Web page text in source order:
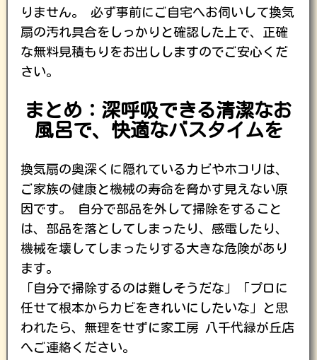
りません。 必ず事前にご自宅へお伺いして換気
扇の汚れ具合をしっかりと確認した上で、正確
な無料見積もりをお出ししますのでご安心くだ
さい。
まとめ：深呼吸できる清潔なお
風呂で、快適なバスタイムを
換気扇の奥深くに隠れているカビやホコリは、
ご家族の健康と機械の寿命を脅かす見えない原
因です。 自分で部品を外して掃除をすること
は、部品を落としてしまったり、感電したり、
機械を壊してしまったりする大きな危険があり
ます。
「自分で掃除するのは難しそうだな」「プロに
任せて根本からカビをきれいにしたいな」と思
われたら、無理をせずに家工房 八千代緑が丘店
へご連絡ください。